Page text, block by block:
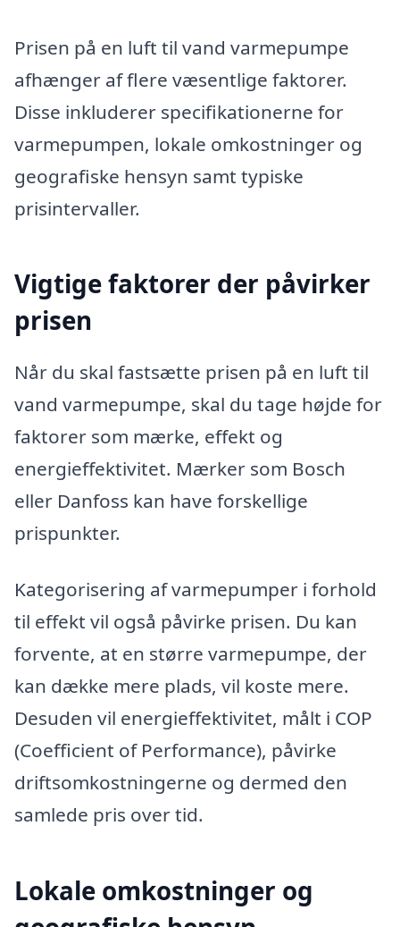
Prisen på en luft til vand varmepumpe
afhænger af flere væsentlige faktorer.
Disse inkluderer specifikationerne for
varmepumpen, lokale omkostninger og
geografiske hensyn samt typiske
prisintervaller.
Vigtige faktorer der påvirker
prisen
Når du skal fastsætte prisen på en luft til
vand varmepumpe, skal du tage højde for
faktorer som mærke, effekt og
energieffektivitet. Mærker som Bosch
eller Danfoss kan have forskellige
prispunkter.
Kategorisering af varmepumper i forhold
til effekt vil også påvirke prisen. Du kan
forvente, at en større varmepumpe, der
kan dække mere plads, vil koste mere.
Desuden vil energieffektivitet, målt i COP
(Coefficient of Performance), påvirke
driftsomkostningerne og dermed den
samlede pris over tid.
Lokale omkostninger og